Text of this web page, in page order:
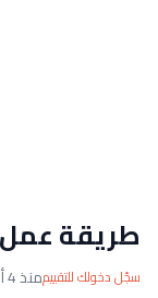
طريقة عمل
سجّل دخولك للتقييممنذ 4 أسابيع